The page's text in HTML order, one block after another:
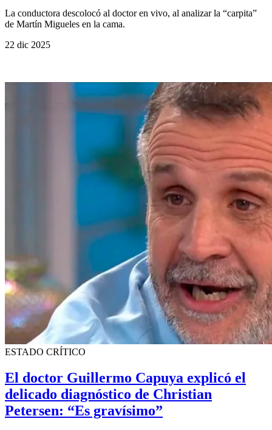
La conductora descolocó al doctor en vivo, al analizar la “carpita”
de Martín Migueles en la cama.
22 dic 2025
ESTADO CRÍTICO
El doctor Guillermo Capuya explicó el
delicado diagnóstico de Christian
Petersen: “Es gravísimo”